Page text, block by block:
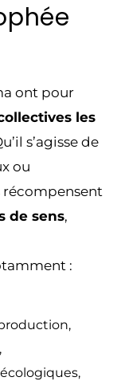
ont pour
les
s’agisse de
ou
récompensent
de sens,
: